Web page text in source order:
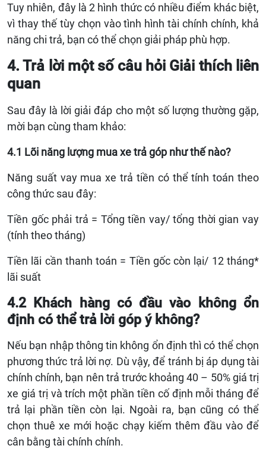
Tuy nhiên, đây là 2 hình thức có nhiều điểm khác biệt,
vì thay thế tùy chọn vào tình hình tài chính chính, khả
năng chi trả, bạn có thể chọn giải pháp phù hợp.
4. Trả lời một số câu hỏi Giải thích liên
quan
Sau đây là lời giải đáp cho một số lượng thường gặp,
mời bạn cùng tham khảo:
4.1 Lõi năng lượng mua xe trả góp như thế nào?
Năng suất vay mua xe trả tiền có thể tính toán theo
công thức sau đây:
Tiền gốc phải trả = Tổng tiền vay/ tổng thời gian vay
(tính theo tháng)
Tiền lãi cần thanh toán = Tiền gốc còn lại/ 12 tháng*
lãi suất
4.2 Khách hàng có đầu vào không ổn
định có thể trả lời góp ý không?
Nếu bạn nhập thông tin không ổn định thì có thể chọn
phương thức trả lời nợ. Dù vậy, để tránh bị áp dụng tài
chính chính, bạn nên trả trước khoảng 40 – 50% giá trị
xe giá trị và trích một phần tiền cố định mỗi tháng để
trả lại phần tiền còn lại. Ngoài ra, bạn cũng có thể
chọn thuê xe mới hoặc chạy kiếm thêm đầu vào để
cân bằng tài chính chính.